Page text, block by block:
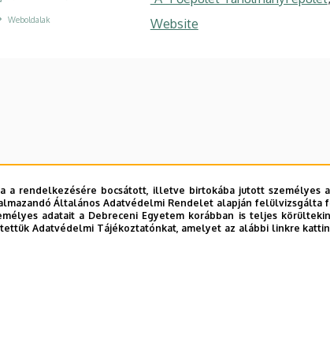
Weboldalak Website
a rendelkezésére bocsátott, illetve birtokába jutott személyes
Általános Adatvédelmi Rendelet alapján
adatait a Debreceni Egyetem korábban is teljes
Adatvédelmi Tájékoztatónkat, amelyet az alábbi linkre